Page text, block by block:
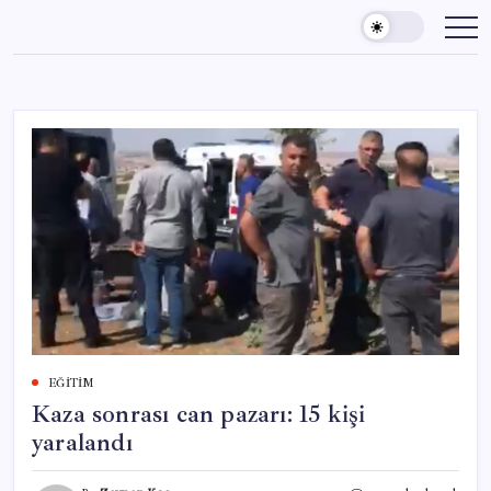
content
EĞITIM
Kaza sonrası can pazarı: 15 kişi
yaralandı